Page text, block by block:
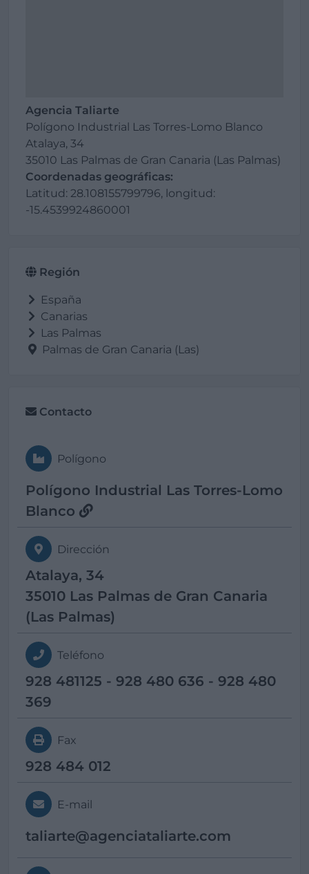
Agencia Taliarte
Polígono Industrial Las Torres-Lomo Blanco
Atalaya, 34
35010 Las Palmas de Gran Canaria (Las Palmas)
Coordenadas geográficas:
Latitud: 28.108155799796, longitud:
-15.4539924860001
Región
España
Canarias
Las Palmas
Palmas de Gran Canaria (Las)
Contacto
Polígono
Polígono Industrial Las Torres-Lomo
Blanco
Dirección
Atalaya, 34
35010 Las Palmas de Gran Canaria
(Las Palmas)
Teléfono
928 481125 - 928 480 636 - 928 480
369
Fax
928 484 012
E-mail
taliarte@agenciataliarte.com